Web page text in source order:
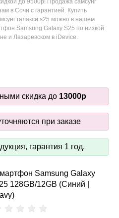
до 9500р! Продажа самсунг
в Сочи с гарантией. Купить
галакси s25 можно в нашем
Samsung Galaxy S25 по низкой
и Лазаревском в iDevice.
скидка до 13000р
при заказе
гарантия 1 год.
Samsung Galaxy
128GB/12GB (Синий |